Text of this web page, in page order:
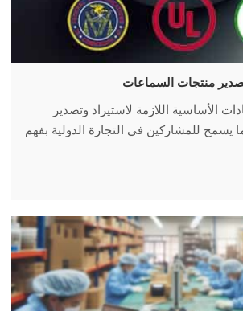
منتجات السماعات
الأساسية اللازمة لاستيراد وتصدير
يسمح للمشاركين في التجارة الدولية بفهم